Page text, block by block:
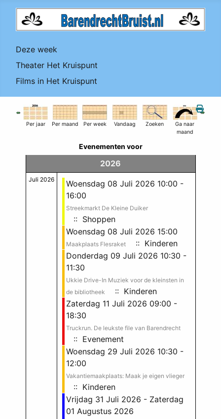
Deze week
Theater Het Kruispunt
Films in Het Kruispunt
Per jaar Per maand Per week Vandaag Zoeken
Ga naar
maand
Evenementen voor
2026
Juli 2026
Woensdag 08 Juli 2026 10:00 -
16:00
Streekmarkt De Kleine Duiker
:: Shoppen
Woensdag 08 Juli 2026 15:00
Maakplaats Flesraket
:: Kinderen
Donderdag 09 Juli 2026 10:30 -
11:30
Ukkie Drive-In Muziek voor de kleinsten in
de bibliotheek
:: Kinderen
Zaterdag 11 Juli 2026 09:00 -
18:30
Truckrun. De leukste file van Barendrecht
:: Evenement
Woensdag 29 Juli 2026 10:30 -
12:00
Vakantiemaakplaats: Maak je eigen vlieger
:: Kinderen
Vrijdag 31 Juli 2026 - Zaterdag
01 Augustus 2026